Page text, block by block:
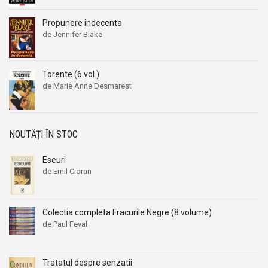
Alexandru I. Gonta
Alexandru Kiritescu
Alexandru Madgearu
Alexandru Mitru
Alexandru Tanase
Alexandru Vianu
Alexandru Vlahuta
Alexei Tolstoi
Alfred de Musset
Alfred Harlaoanu
Alice Hoffman
Alice Năstase
Alison Tyler
Alistair Maclean
Alexandru I. Gonta
Alexandru Kiritescu
Alexandru Madgearu
Alexandru Mitru
Alexandru Tanase
Alexandru Vianu
Alexandru Vlahuta
Alexei Tolstoi
Alfred de Musset
Alfred Harlaoanu
Alice Hoffman
Alice Năstase
Alison Tyler
Alistair Maclean
Propunere indecenta
de Jennifer Blake
Torente (6 vol.)
de Marie Anne Desmarest
NOUTĂȚI ÎN STOC
Eseuri
de Emil Cioran
Colectia completa Fracurile Negre (8 volume)
de Paul Feval
Tratatul despre senzatii